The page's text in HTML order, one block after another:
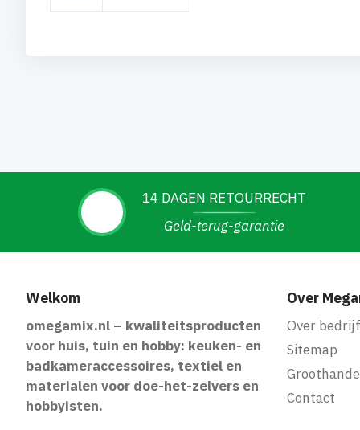
14 DAGEN RETOURRECHT
Geld-terug-garantie
Welkom
omegamix.nl – kwaliteitsproducten
voor huis, tuin en hobby: keuken- en
badkameraccessoires, textiel en
materialen voor doe-het-zelvers en
hobbyisten.
Over
Over bedrijf
Sitemap
Contact